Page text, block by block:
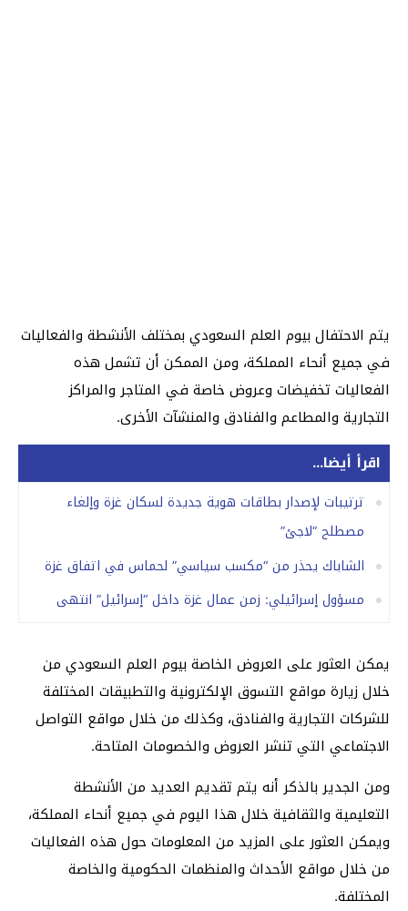
يتم الاحتفال بيوم العلم السعودي بمختلف الأنشطة والفعاليات
في جميع أنحاء المملكة، ومن الممكن أن تشمل هذه
الفعاليات تخفيضات وعروض خاصة في المتاجر والمراكز
التجارية والمطاعم والفنادق والمنشآت الأخرى.
اقرأ أيضا...
ترتيبات لإصدار بطاقات هوية جديدة لسكان غزة وإلغاء
مصطلح “لاجئ”
الشاباك يحذر من “مكسب سياسي” لحماس في اتفاق غزة
مسؤول إسرائيلي: زمن عمال غزة داخل “إسرائيل” انتهى
يمكن العثور على العروض الخاصة بيوم العلم السعودي من
خلال زيارة مواقع التسوق الإلكترونية والتطبيقات المختلفة
للشركات التجارية والفنادق، وكذلك من خلال مواقع التواصل
الاجتماعي التي تنشر العروض والخصومات المتاحة.
ومن الجدير بالذكر أنه يتم تقديم العديد من الأنشطة
التعليمية والثقافية خلال هذا اليوم في جميع أنحاء المملكة،
ويمكن العثور على المزيد من المعلومات حول هذه الفعاليات
من خلال مواقع الأحداث والمنظمات الحكومية والخاصة
المختلفة.